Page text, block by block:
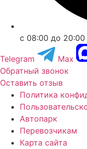
с 08:00 до 20:00
Telegram Max
Обратный звонок
Оставить отзыв
Политика
Автопарк
Перевозчикам
Карта сайта